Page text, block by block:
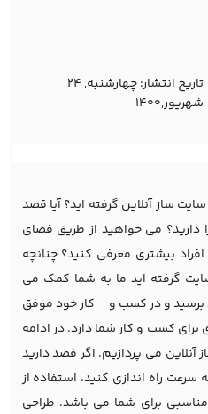
تاریخ انتشار:
چهارشنبه, 24
شهریور,1400
ساز آنلاین گرفته اید؟ آیا قصد
دارید؟ می خواهید از طریق فضای
بیشتری معرفی کنید؟ چنانچه
گرفته اید ما به شما کمک می
برسید و در کسب و کار خود موفق
کسب و کار شما دارد. در ادامه
می پردازیم. اگر قصد دارید
راه اندازی کنید، استفاده از
برای شما می باشد. طراحی